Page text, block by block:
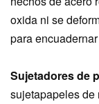
oxida ni se
para
Sujetadores de
sujetapapeles de